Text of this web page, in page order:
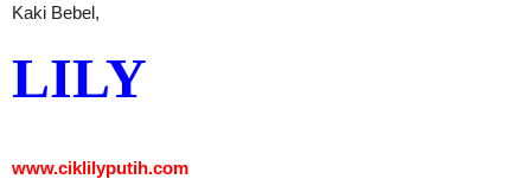
Kaki Bebel,
LILY
www.ciklilyputih.com